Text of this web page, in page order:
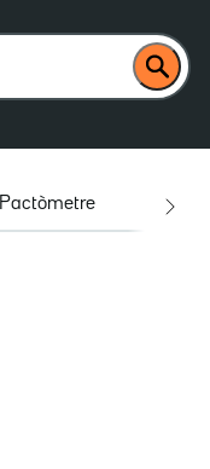
Pactòmetre